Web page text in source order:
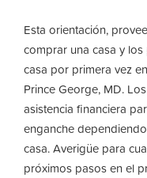
Esta orientación,
comprar una casa y
casa por primera vez
Prince George, MD.
asistencia financiera
enganche
casa. Averigüe para
próximos pasos en el